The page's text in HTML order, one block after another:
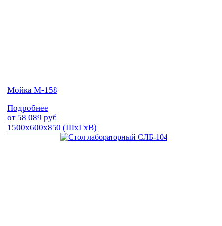
Мойка М-158
Подробнее
от 58 089 руб
1500х600х850 (ШхГхВ)